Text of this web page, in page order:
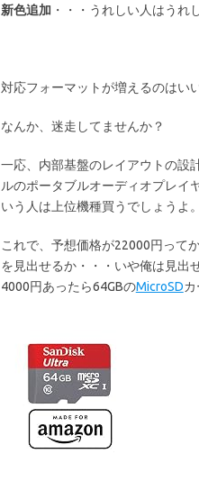
新色追加 ・・・うれしい人はうれ
対応フォーマットが増えるのはい
なんか、迷走してませんか？
一応、内部基盤のレイアウトの設
ルのポータブルオーディオプレイ
いう人は上位機種買うでしょうよ。
これで、予想価格が22000円って
を見出せるか・・・いや俺は見出
4000円あったら64GBのMicroSD